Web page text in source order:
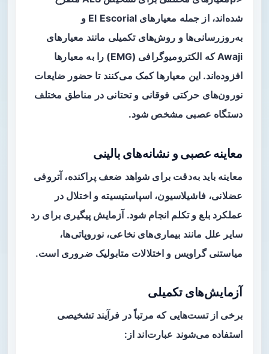
شده‌اند، از جمله معیارهای El Escorial و
به‌روزرسانی‌ها و روش‌های تکمیلی مانند معیارهای
Awaji که الکترومیوگرافی (EMG) را به معیارها
افزوده‌اند. این معیارها کمک می‌کنند تا حضور ضایعات
نورون‌های حرکتی فوقانی و تحتانی در مناطق مختلف
دستگاه عصبی مشخص شود.
معاینه عصبی و نشانه‌های بالینی
معاینه باید به‌دقت برای شواهد ضعف پراکنده، آتروفی
عضلانی، فاشیلاسیون، اسپاستیسیته و اختلال در
عملکرد بلع و تکلم انجام شود. آزمایش پیگیری برای رد
سایر علل مانند بیماری‌های نخاعی، نوروپاتی‌ها،
میاستنی گراویس و اختلالات متابولیک ضروری است.
آزمایش‌های تکمیلی
برخی از تست‌هایی که مرتباً در فرآیند تشخیصی
استفاده می‌شوند عبارت‌اند از: